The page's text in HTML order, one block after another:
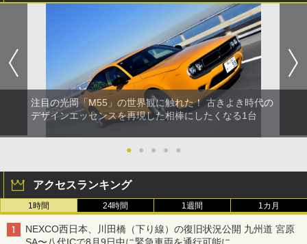
注目の光岡「M55」の世界観に触れた！ 古きよき時代の
デザインエッセンスを再現した相棒にしたくなる1台
● ● ● ● ●
アクセスランキング
1時間 24時間 1週間 1カ月
NEXCO西日本、川田橋（下り線）の復旧状況公開 九州道 宮原